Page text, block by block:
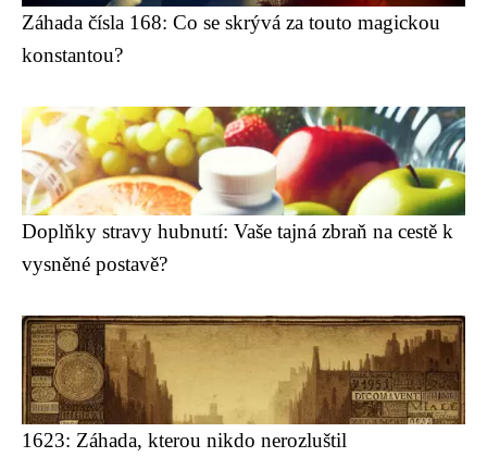
Záhada čísla 168: Co se skrývá za touto magickou
konstantou?
Doplňky stravy hubnutí: Vaše tajná zbraň na cestě k
vysněné postavě?
1623: Záhada, kterou nikdo nerozluštil